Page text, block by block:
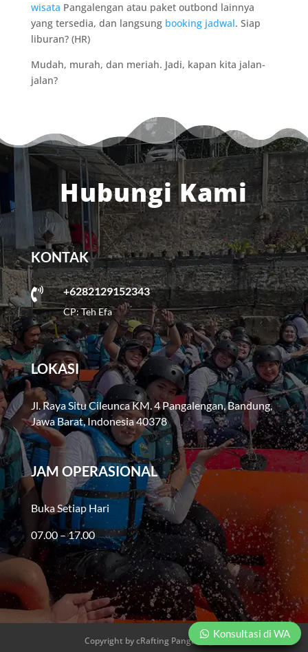
wisata Pangalengan atau paket outbond lainnya
yang tersedia, dan langsung booking jadwal. Siap
liburan? (HR)
Mudah, murah, dan meriah. Jadi, kapan kita jalan-
jalan?
Hubungi Kami
KONTAK
 +6282129152343
CP: Teh Efa
Konsultasi di WA
LOKASI
Jl. Raya Situ Cileunca KM. 4 Pangalengan, Bandung,
Jawa Barat, Indonesia 40378
JAM OPERASIONAL
Buka Setiap Hari
07.00 – 17.00
Copyright by cRafting Pangalengan